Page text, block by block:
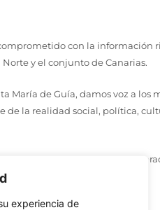
experiencia de
con la información
y el conjunto de Canarias.
María de Guía, damos voz a los
de la realidad social, política,
actualidad, cercanía y